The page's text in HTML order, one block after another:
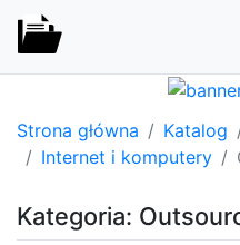
Strona główna Katalog
Internet i komputery
Kategoria: